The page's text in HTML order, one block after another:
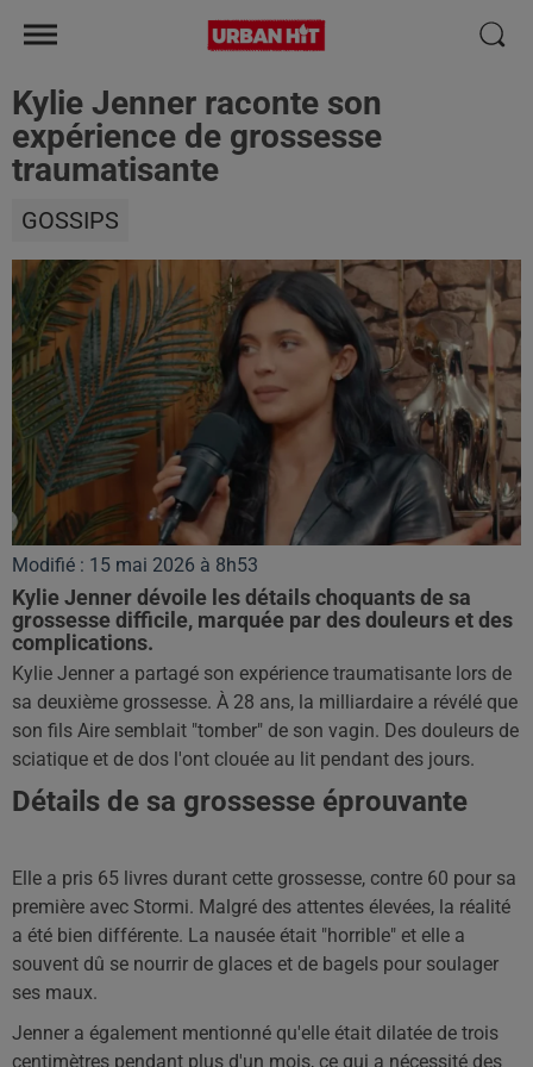
Kylie Jenner raconte son
expérience de grossesse
traumatisante
GOSSIPS
Modifié : 15 mai 2026 à 8h53
Kylie Jenner dévoile les détails choquants de sa
grossesse difficile, marquée par des douleurs et des
complications.
Kylie Jenner a partagé son expérience traumatisante lors de
sa deuxième grossesse. À 28 ans, la milliardaire a révélé que
son fils Aire semblait "tomber" de son vagin. Des douleurs de
sciatique et de dos l'ont clouée au lit pendant des jours.
Détails de sa grossesse éprouvante
Elle a pris 65 livres durant cette grossesse, contre 60 pour sa
première avec Stormi. Malgré des attentes élevées, la réalité
a été bien différente. La nausée était "horrible" et elle a
souvent dû se nourrir de glaces et de bagels pour soulager
ses maux.
Jenner a également mentionné qu'elle était dilatée de trois
centimètres pendant plus d'un mois, ce qui a nécessité des